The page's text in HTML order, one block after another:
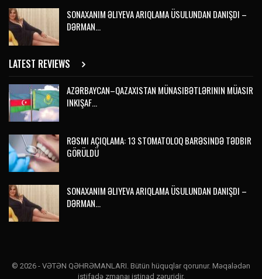
SONAXANIM ƏLIYEVA ARIQLAMA ÜSULUNDAN DANIŞDI –
DƏRMAN…
LATEST REVIEWS
AZƏRBAYCAN–QAZAXISTAN MÜNASIBƏTLƏRININ MÜASIR
INKIŞAF…
RƏSMI AÇIQLAMA: 13 STOMATOLOQ BARƏSINDƏ TƏDBIR
GÖRÜLDÜ
SONAXANIM ƏLIYEVA ARIQLAMA ÜSULUNDAN DANIŞDI –
DƏRMAN…
© 2026 - VƏTƏN QƏHRƏMANLARI. Bütün hüquqlar qorunur. Məqalədən
istifadə zmanaı istinad zəruridir.